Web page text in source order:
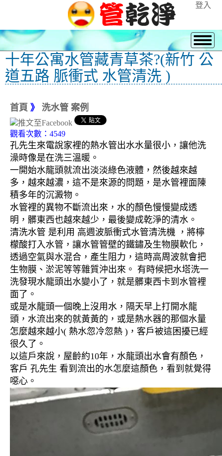
登入
十年公寓水管藏青草茶?(新竹 公
道五路 脈衝式 水管清洗 )
首頁 》 洗水管 案例
觀看次數：4549
孔先生來電說家裡的熱水管出水水量很小，讓他洗
澡時像是在洗三溫暖。
一開始水龍頭就流出淡淡綠色液體，然後越來越
多，越來越濃，這不是來源的問題，是水管裡面陳
積多年的沉澱物。
水管裡的異物不斷流出來，水的顏色慢慢變成透
明，髒東西也越來越少，最後變成乾淨的清水。
清洗水管 是利用 高週波脈衝式水管清洗機 ，將檸
檬酸打入水管，讓水管管壁的鐵鏽及生物膜軟化，
透過空氣與水混合，產生阻力，這時高周波就會把
生物膜、淤泥等等雜質沖出來。 有時候把水塔洗一
洗發現水龍頭出水變小了，就是髒東西卡到水管裡
面了。
或是水龍頭一個晚上沒用水，隔天早上打開水龍
頭，水流出來的就黃黃的，或是熱水器的那個水量
怎麼越來越小( 熱水忽冷忽熱 )，客戶被這困擾已經
很久了。
以這戶來說，屋齡約10年，水龍頭出水會有顏色，
客戶 孔先生 看到流出的水怎麼這顏色，看到就覺得
噁心。